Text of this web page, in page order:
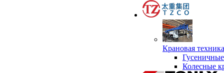
Крановая
Колесные